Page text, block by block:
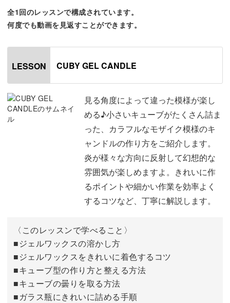
見る角度によって違った模様が楽しめるモザイクキャンド
炎が様々な方向に反射して幻想的な雰囲気に。
してくれます。
今回はこれまでよりも細かい作業が多くなりますが、
完成したときの嬉しさは格別！コツコツと頑張って作りま
きれいに作るポイントや細かい作業を効率よくするコツな
Maro先生がわかりやすく丁寧に解説していきますよ♪
具体的なポイントは、
◆ジェルワックスの溶かし方
◆ジェルワックスをきれいに着色するコツ
◆キューブ型の作り方と整える方法
全1回のレッスンで構成されています。
何度でも動画を見返すことができます。
LESSON CUBY GEL CANDLE
見る角度によって違った模様が楽し
める♪小さいキューブがたくさん詰ま
った、カラフルなモザイク模様のキ
ャンドルの作り方をご紹介します。
炎が様々な方向に反射して幻想的な
雰囲気が楽しめますよ。きれいに作
るポイントや細かい作業を効率よく
するコツなど、丁寧に解説します。
〈このレッスンで学べること〉
■ジェルワックスの溶かし方
■ジェルワックスをきれいに着色するコツ
■キューブ型の作り方と整える方法
■キューブの曇りを取る方法
■ガラス瓶にきれいに詰める手順